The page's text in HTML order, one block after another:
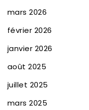
mars 2026
février 2026
janvier 2026
août 2025
juillet 2025
mars 2025